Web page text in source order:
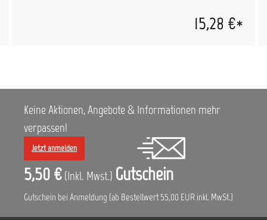
15,28 €*
Keine Aktionen, Angebote & Informationen mehr
verpassen!
Jetzt anmelden
5,50 € (Inkl. Mwst.) Gutschein
Gutschein bei Anmeldung (ab Bestellwert 55,00 EUR inkl. MwSt.)